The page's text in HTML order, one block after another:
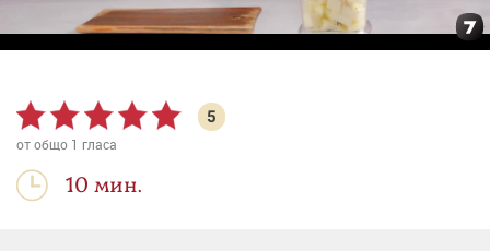
5
от общо 1 гласа
10 мин.